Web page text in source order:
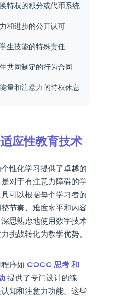
特权的积分或代币系统
和进步的公开认可
生技能的特殊责任
共同制定的行为合同
量和注意力的特权休息
应性教育技术
性化学习提供了卓越的
对于有注意力障碍的学
可以根据每个学习者的
节奏、难度水平和内容
思熟虑地使用数字技术
挑战转化为教学优势。
序如 COCO 思考 和
提供了专门设计的练
知和注意力功能。这些